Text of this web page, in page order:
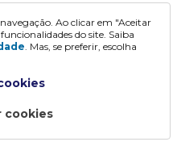
Ao clicar em "Aceitar
do site. Saiba
. Mas, se preferir, escolha
cookies